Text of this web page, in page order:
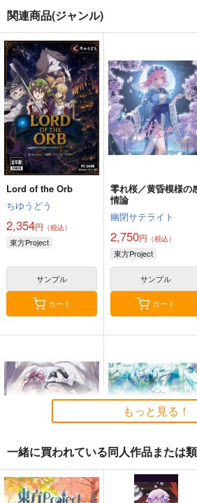
関連商品(ジャンル)
Lord of the Orb
ちゆうどう
2,354円 （税込）
東方Project
サンプル
カート
零れ桜／黄昏模様の
情論
幽閉サテライト
2,750円 （税込）
東方Project
サンプル
カート
始まりの雨
東方錦上
もっと見る！
一緒に買われている同人作品または